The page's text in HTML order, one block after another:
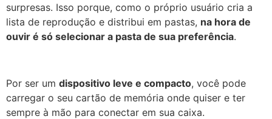
surpresas. Isso porque, como o próprio usuário cria a
lista de reprodução e distribui em pastas, na hora de
ouvir é só selecionar a pasta de sua preferência.
Por ser um dispositivo leve e compacto, você pode
carregar o seu cartão de memória onde quiser e ter
sempre à mão para conectar em sua caixa.